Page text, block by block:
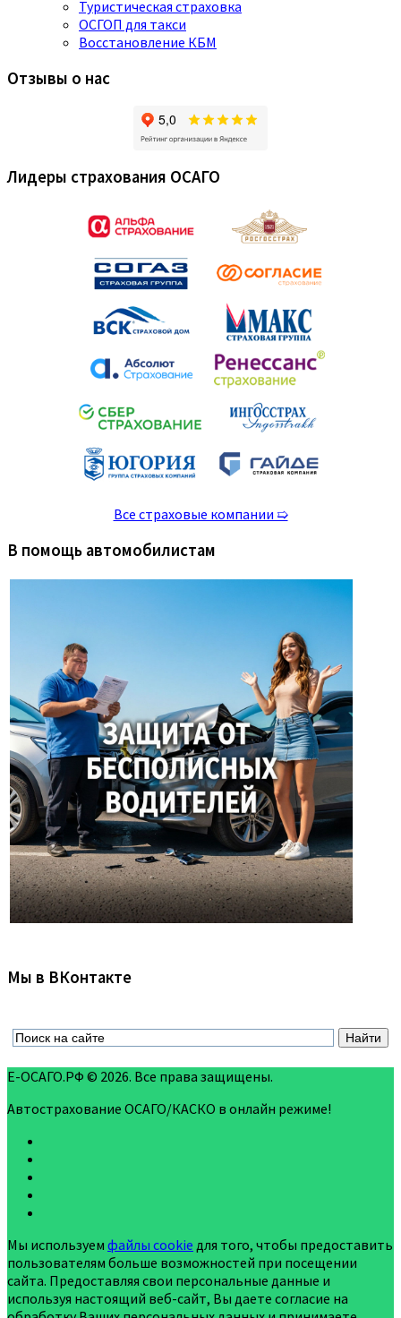
Туристическая страховка
ОСГОП для такси
Восстановление КБМ
Отзывы о нас
Лидеры страхования ОСАГО
Все страховые компании ➯
В помощь автомобилистам
Мы в ВКонтакте
Е-ОСАГО.РФ © 2026. Все права защищены.
Автострахование ОСАГО/КАСКО в онлайн режиме!
Мы используем файлы cookie для того, чтобы предоставить
пользователям больше возможностей при посещении
сайта. Предоставляя свои персональные данные и
используя настоящий веб-сайт, Вы даете согласие на